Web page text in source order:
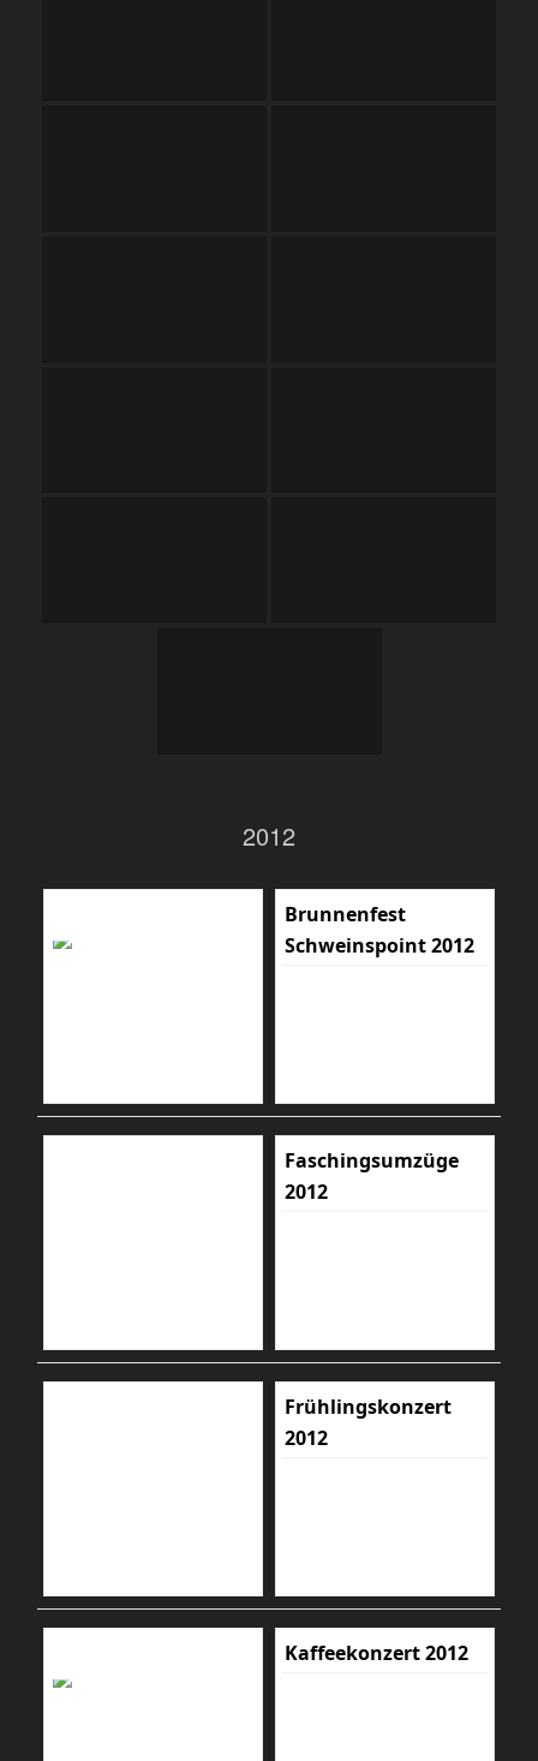
2012
Brunnenfest
Schweinspoint 2012
Faschingsumzüge
2012
Frühlingskonzert
2012
Kaffeekonzert 2012